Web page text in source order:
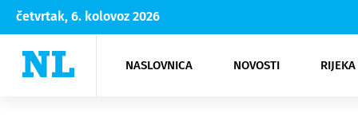
četvrtak, 6. kolovoz 2026
NASLOVNICA NOVOSTI
Rijeka Opatija
NK
Moda
Kultura